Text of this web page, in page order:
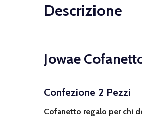
Descrizione
Jowae
Confezione 2 Pezzi
Cofanetto regalo per chi